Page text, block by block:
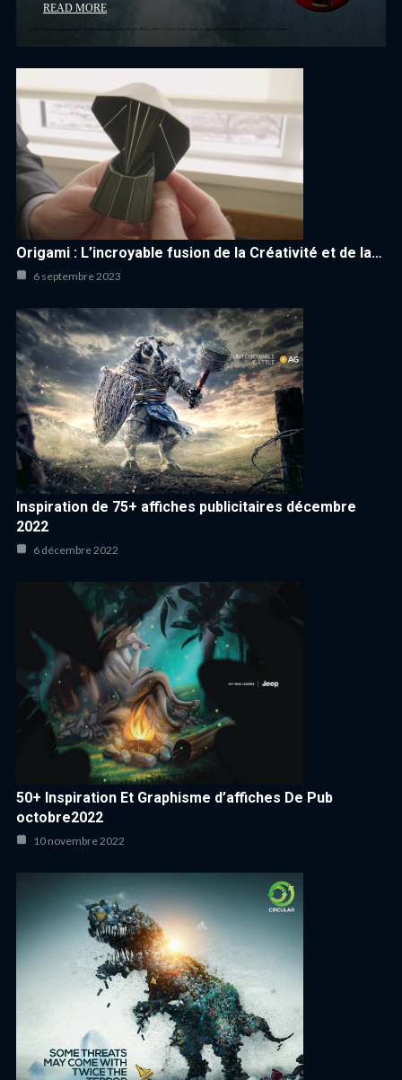
READ MORE
Origami : L’incroyable fusion de la Créativité et de la…
6 septembre 2023
Inspiration de 75+ affiches publicitaires décembre
2022
6 décembre 2022
50+ Inspiration Et Graphisme d’affiches De Pub
octobre2022
10 novembre 2022